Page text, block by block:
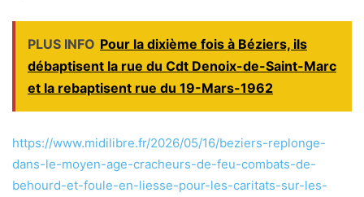
PLUS INFO Pour la dixième fois à Béziers, ils
débaptisent la rue du Cdt Denoix-de-Saint-Marc
et la rebaptisent rue du 19-Mars-1962
https://www.midilibre.fr/2026/05/16/beziers-replonge-
dans-le-moyen-age-cracheurs-de-feu-combats-de-
behourd-et-foule-en-liesse-pour-les-caritats-sur-les-